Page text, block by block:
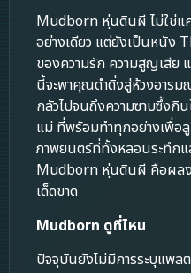
Mudborn หุ่นดินผี ไม่ใช่แ
อย่างเดียว แต่ยังเป็นหนัง
ของความรัก ความสูญเสีย
นี้จะพาคุณดำดิ่งสู่ห้วงอาร
กลัวไปจนถึงความซาบซึ้งกิ
แม่ ที่พร้อมทำทุกอย่างเพื่อ
ภาพยนตร์ที่ทั้งหลอนระทึก
Mudborn หุ่นดินผี คือผล
เด็ดขาด
Mudborn ดูที่ไหน
ปัจจุบันยังไม่มีการระบุแพ